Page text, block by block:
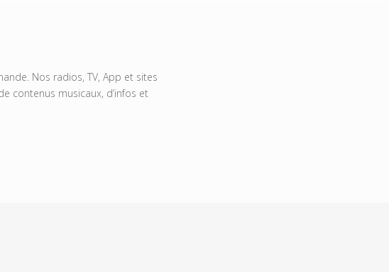
Nos radios, TV, App et sites
contenus musicaux, d’infos et